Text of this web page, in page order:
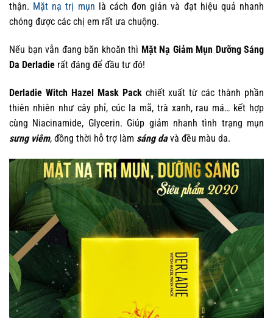
thận. Mặt nạ trị mụn là cách đơn giản và đạt hiệu quả nhanh
chóng được các chị em rất ưa chuộng.
Nếu bạn vẫn đang băn khoăn thì Mặt Nạ Giảm Mụn Dưỡng Sáng
Da Derladie rất đáng để đầu tư đó!
Derladie Witch Hazel Mask Packchiết xuất từ các thành phần
thiên nhiên như cây phỉ, cúc la mã, trà xanh, rau má… kết hợp
cùng Niacinamide, Glycerin. Giúp giảm nhanh tình trạng mụn
sưng viêm, đồng thời hỗ trợ làm sáng davà đều màu da.